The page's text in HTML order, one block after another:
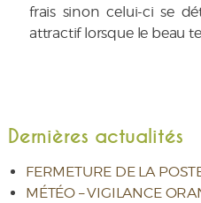
frais sinon celui-ci se
attractif lorsque le beau
Dernières actualités
FERMETURE DE LA
MÉTÉO – VIGILANCE